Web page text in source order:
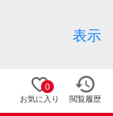
表示
0
お気に入り 閲覧履歴